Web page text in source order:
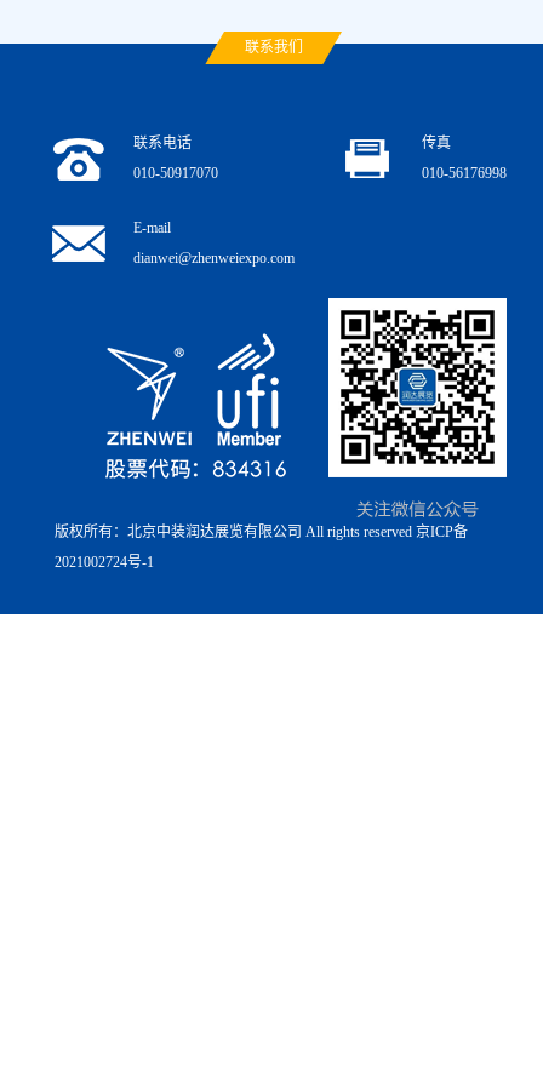
联系我们
联系电话
010-50917070
传真
010-56176998
E-mail
dianwei@zhenweiexpo.com
版权所有：北京中装润达展览有限公司 All rights reserved 京ICP备
2021002724号-1